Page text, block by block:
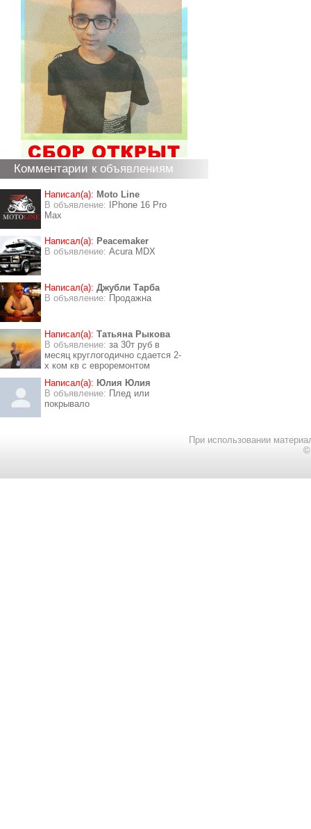
Комментарии к объявлениям
Написал(а): Moto Line
В объявление:
IPhone 16 Pro
Max
Написал(а): Peacemaker
В объявление: Acura MDX
Написал(а): Джубли Тарба
В объявление: Продажна
Написал(а): Татьяна Рыкова
В объявление: за 30т руб в
месяц круглогодично сдается 2-
х ком кв с евроремонтом
Написал(а): Юлия Юлия
В объявление: Плед или
покрывало
При использовании